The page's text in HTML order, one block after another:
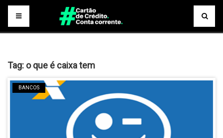
Tag: o que é caixa tem
BANCOS